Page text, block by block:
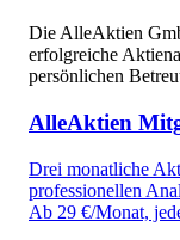
Die AlleAktien
erfolgreiche
persönlichen
AlleAktien
Drei monatliche
professionellen
Ab 29 €/Monat,